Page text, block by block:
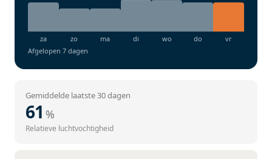
Afgelopen 7 dagen
Gemiddelde laatste 30 dagen
61 %
Relatieve luchtvochtigheid